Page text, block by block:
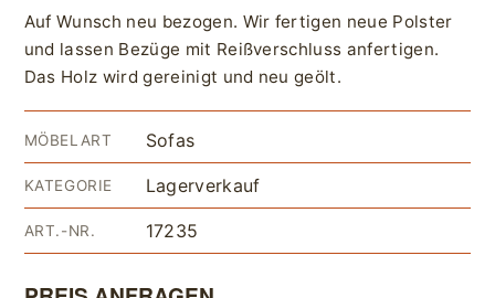
Auf Wunsch neu bezogen. Wir fertigen neue Polster
und lassen Bezüge mit Reißverschluss anfertigen.
Das Holz wird gereinigt und neu geölt.
MÖBELART Sofas
KATEGORIE Lagerverkauf
ART.-NR. 17235